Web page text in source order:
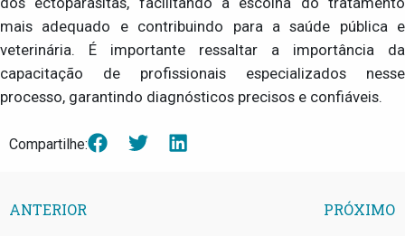
mais adequado e contribuindo para a saúde pública e
veterinária. É importante ressaltar a importância da
capacitação de profissionais especializados nesse
processo, garantindo diagnósticos precisos e confiáveis.
Compartilhe:
ANTERIOR PRÓXIMO